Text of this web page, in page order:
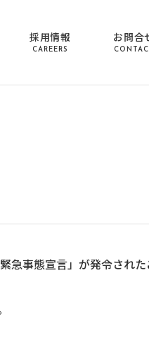
採用情報
CAREERS
お問合
急事態宣言」が発令された